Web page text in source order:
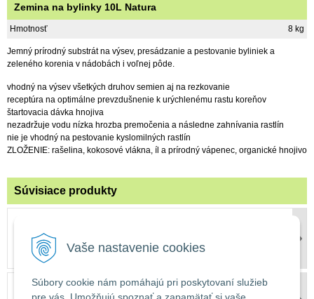
Vaše nastavenie cookies
Súbory cookie nám pomáhajú pri poskytovaní služieb
Zemina na bylinky 10L Natura
Hmotnosť 8 kg
Jemný prírodný substrát na výsev, presádzanie a pestovanie byliniek a
zeleného korenia v nádobách i voľnej pôde.
vhodný na výsev všetkých druhov semien aj na rezkovanie
receptúra na optimálne prevzdušnenie k urýchlenému rastu koreňov
štartovacia dávka hnojiva
nezadržuje vodu nízka hrozba premočenia a následne zahnívania rastlín
nie je vhodný na pestovanie kyslomilných rastlín
ZLOŽENIE: rašelina, kokosové vlákna, íl a prírodný vápenec, organické hnojivo
Súvisiace produkty
Miska pod hrantík Garden antracit viac